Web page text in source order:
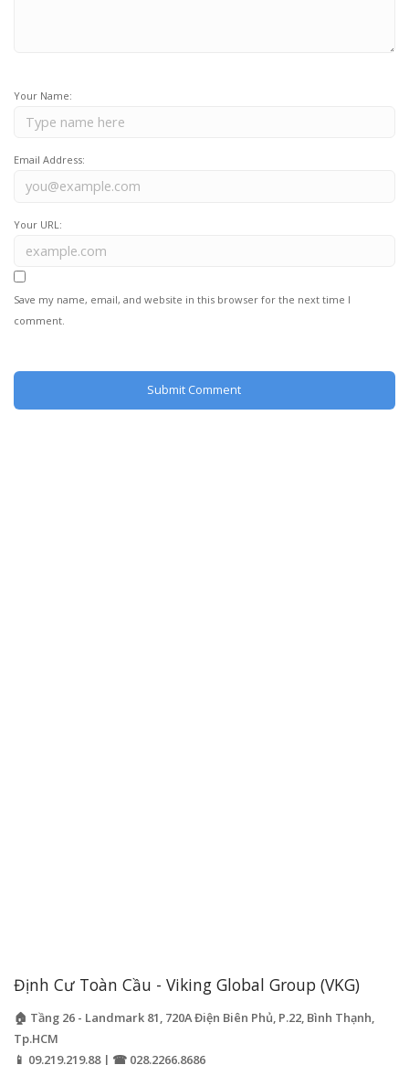
Your Name:
Email Address:
Your URL:
Save my name, email, and website in this browser for the next time I
comment.
Định Cư Toàn Cầu - Viking Global Group (VKG)
🏠 Tầng 26 - Landmark 81, 720A Điện Biên Phủ, P.22, Bình Thạnh,
Tp.HCM
📱 09.219.219.88 | ☎ 028.2266.8686